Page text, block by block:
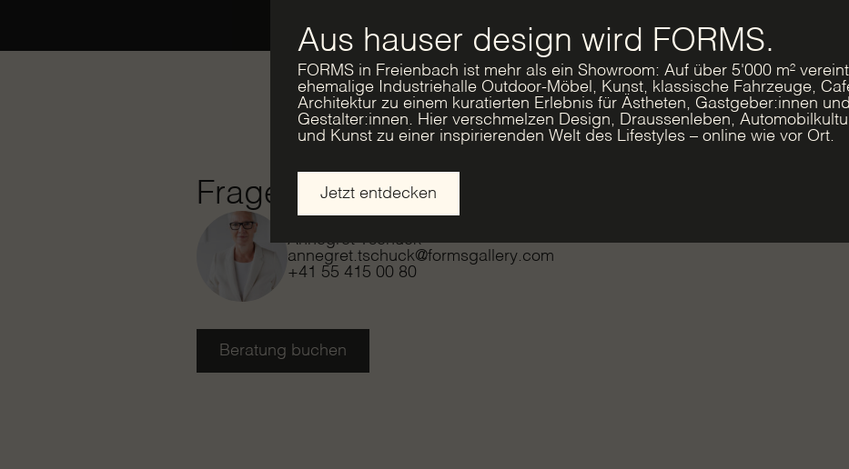
Fragen?
Annegret Tschuck
annegret.tschuck@formsgallery.com
+41 55 415 00 80
Beratung buchen
Aus hauser design wird FORMS.
FORMS in Freienbach ist mehr als ein Showroom: Auf über 5'000 m²
ehemalige Industriehalle Outdoor-Möbel, Kunst, klassische Fahrzeuge,
Architektur zu einem kuratierten Erlebnis für Ästheten, Gastgeber:innen und
Gestalter:innen. Hier verschmelzen Design, Draussenleben,
und Kunst zu einer inspirierenden Welt des Lifestyles – online wie vor Ort.
Jetzt entdecken